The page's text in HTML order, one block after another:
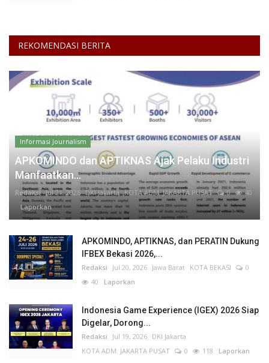
REKOMENDASI BERITA
Informasi Journalism
APKOMINDO dan APTIKNAS Ajak Pelaku Industri
Manfaatkan...
Redaksi Jul 21, 2026 DKI Jakarta KOTA ADM. JAKARTA PUSAT 0
40
Laporkan
APKOMINDO, APTIKNAS, dan PERATIN Dukung
IFBEX Bekasi 2026,...
Redaksi Jul 20, 2026 Jawa Barat KOTA BEKASI
0
40 Laporkan
Indonesia Game Experience (IGEX) 2026 Siap
Digelar, Dorong...
Redaksi Jul 19, 2026 DKI Jakarta
KOTA ADM. JAKARTA PUSAT
0 118 Laporkan